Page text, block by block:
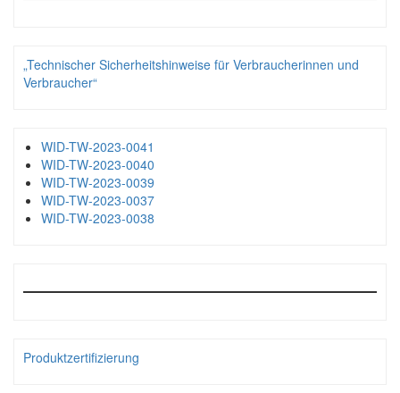
„Technischer Sicherheitshinweise für Verbraucherinnen und
Verbraucher“
WID-TW-2023-0041
WID-TW-2023-0040
WID-TW-2023-0039
WID-TW-2023-0037
WID-TW-2023-0038
Produktzertifizierung